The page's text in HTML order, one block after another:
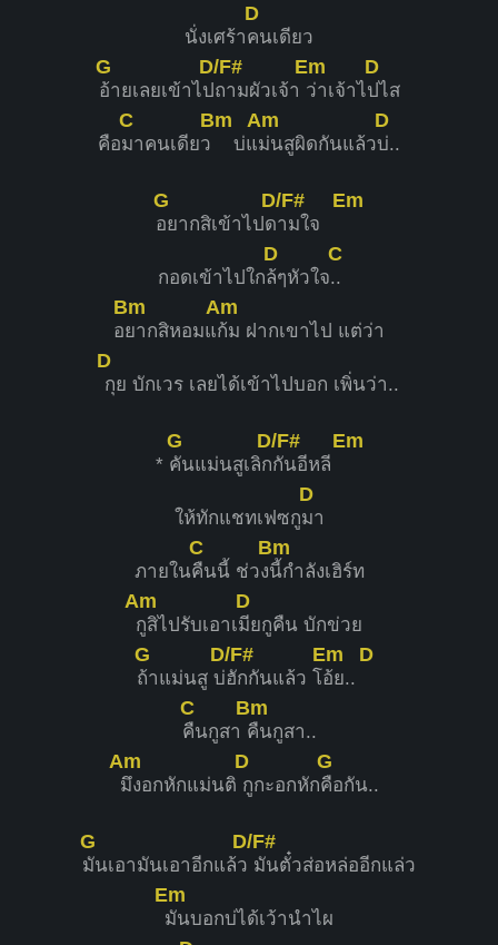
นั่งเศร้า
D
คนเดียว
G
อ้ายเลยเข้าไป
D/F#
ถามผัวเจ้า
Em
ว่าเจ้าไ
D
ปไส
คือ
C
มาคนเดียว
Bm
บ่แ
Am
ม่นสูผิดกันแล้ว
D
บ่..
G
อยากสิเข้าไปด
D/F#
ามใจ
Em
กอดเข้าไปใก
D
ล้ๆหัวใจ
C
..
อ
Bm
ยากสิหอมแ
Am
ก้ม ฝากเขาไป แต่ว่า
D
กุย บักเวร เลยได้เข้าไปบอก เพิ่นว่า..
*
G
คันแม่นสูเลิก
D/F#
กันอีหลี
Em
ให้ทักแชทเฟซกู
D
มา
ภายใน
C
คืนนี้ ช่วง
Bm
นี้กำลังเฮิร์ท
Am
กูสิไปรับเอาเ
D
มียกูคืน บักข่วย
G
ถ้าแม่นสู บ่
D/F#
ฮักกันแล้ว โ
Em
อ้ย..
D
C
คืนกูสา
Bm
คืนกูสา..
Am
มึงอกหักแม่นติ
D
กูกะอกหัก
G
คือกัน..
G
มันเอามันเอาอีกแล้ว
D/F#
มันตั๋วส่อหล่ออีกแล่ว
Em
มันบอกบ่ได้เว้านำไผ